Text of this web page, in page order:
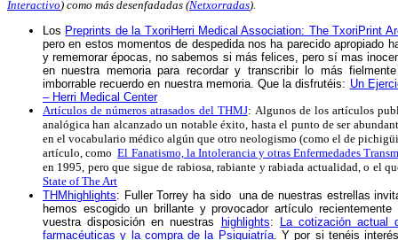
Interactivo) como más desenfadadas (Netxorradas).
Los Preprints de la TxoriHerri Medical Association: The TxoriPrint
pero en estos momentos de despedida nos ha parecido apropiado
y rememorar épocas, no sabemos si más felices, pero sí mas
en nuestra memoria para recordar y transcribir lo más
imborrable recuerdo en nuestra memoria. Que la disfrutéis: Un
– Herri Medical Center
Artículos de números atrasados del THMJ: Algunos de los artículos
analógica han alcanzado un notable éxito, hasta el punto de ser
en el vocabulario médico algún que otro neologismo (como el de
artículo, comoEl Fanatismo, la Intolerancia y otras Enfermedades
en 1995, pero que sigue de rabiosa, rabiante y rabiada actualidad, o el
State of The Art
THMhighlights: Fuller Torrey ha sido una de nuestras estrellas
hemos escogido un brillante y provocador artículo
vuestra disposición en nuestras highlights: La cotización actual
farmacéuticas y la compra de la Psiquiatría. Y por si tenéis